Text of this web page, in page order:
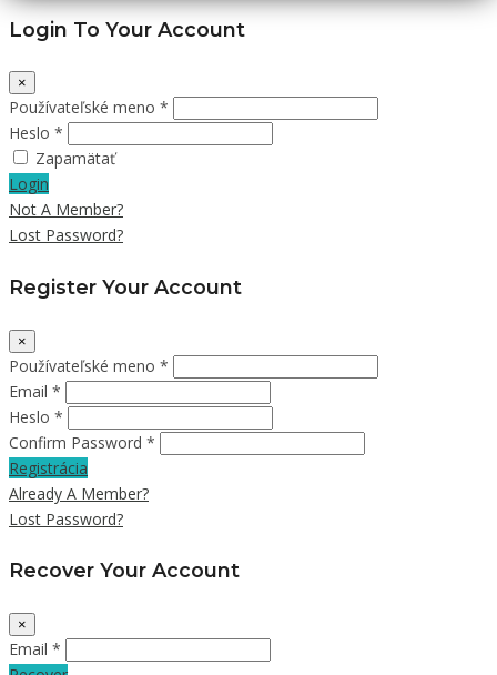
Login To Your Account
×
Používateľské meno *
Heslo *
Zapamätať
Login
Not A Member?
Lost Password?
Register Your Account
×
Používateľské meno *
Email *
Heslo *
Confirm Password *
Registrácia
Already A Member?
Lost Password?
Recover Your Account
×
Email *